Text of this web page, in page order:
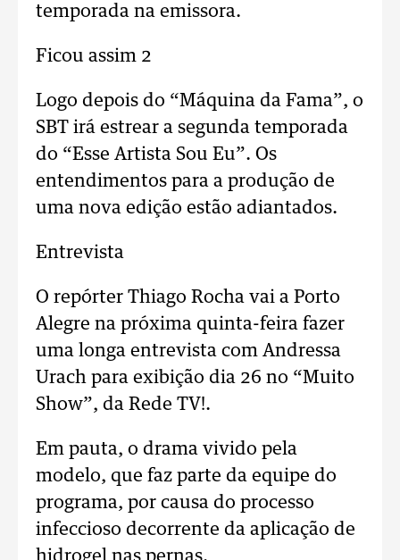
temporada na emissora.
Ficou assim 2
Logo depois do “Máquina da Fama”, o
SBT irá estrear a segunda temporada
do “Esse Artista Sou Eu”. Os
entendimentos para a produção de
uma nova edição estão adiantados.
Entrevista
O repórter Thiago Rocha vai a Porto
Alegre na próxima quinta-feira fazer
uma longa entrevista com Andressa
Urach para exibição dia 26 no “Muito
Show”, da Rede TV!.
Em pauta, o drama vivido pela
modelo, que faz parte da equipe do
programa, por causa do processo
infeccioso decorrente da aplicação de
hidrogel nas pernas.